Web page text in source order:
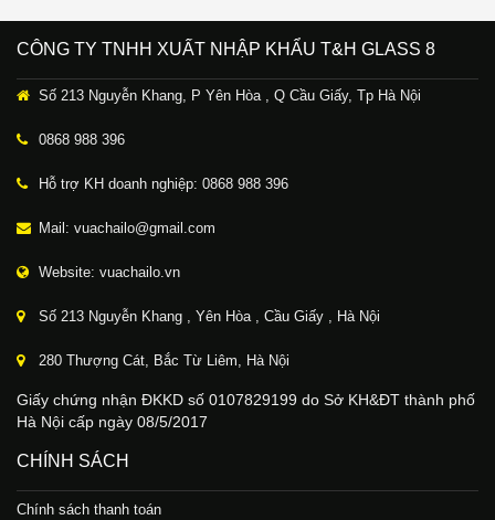
CÔNG TY TNHH XUẤT NHẬP KHẨU T&H GLASS 8
Số 213 Nguyễn Khang, P Yên Hòa , Q Cầu Giấy, Tp Hà Nội
0868 988 396
Hỗ trợ KH doanh nghiệp: 0868 988 396
Mail: vuachailo@gmail.com
Website: vuachailo.vn
Số 213 Nguyễn Khang , Yên Hòa , Cầu Giấy , Hà Nội
280 Thượng Cát, Bắc Từ Liêm, Hà Nội
Giấy chứng nhận ĐKKD số 0107829199 do Sở KH&ĐT thành phố
Hà Nội cấp ngày 08/5/2017
CHÍNH SÁCH
Chính sách thanh toán